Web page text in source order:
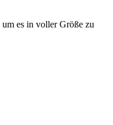
es in voller Größe zu